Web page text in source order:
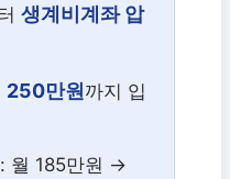
생계비계좌 압
250만원까지 입
월 185만원 →